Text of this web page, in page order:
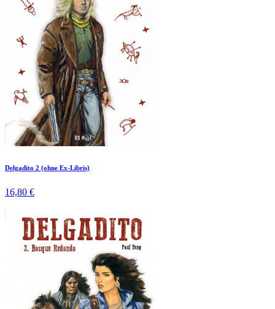
Delgadito 2 (ohne Ex-Libris)
16,80 €